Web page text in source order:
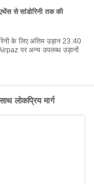
से सांडोरिनी तक की
पर अन्य उपलब्ध उड़ानों
लोकप्रिय मार्ग